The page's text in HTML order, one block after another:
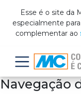
Esse é o site da
especialmente
complementar ao
Menu
Navegação